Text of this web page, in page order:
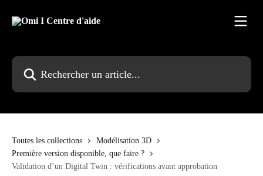
Rechercher un article...
Toutes les collections
Modélisation 3D
Première version disponible, que faire ?
Validation d’un Digital Twin : vérifications avant approbation